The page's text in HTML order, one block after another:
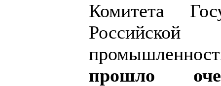
Комитета
прошло